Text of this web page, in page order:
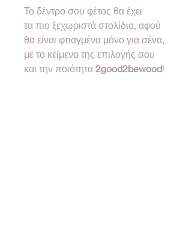
Το δέντρο σου φέτος θα έχει
τα πιο ξεχωριστά στολίδια, αφού
θα είναι φτιαγμένα μόνο για σένα,
με το κείμενο της επιλογής σου
και την ποιότητα 2good2bewood!